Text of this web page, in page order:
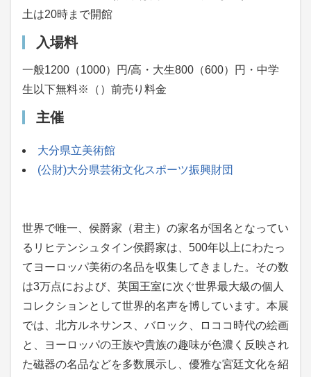
土は20時まで開館
入場料
一般1200（1000）円/高・大生800（600）円・中学
生以下無料※（）前売り料金
主催
大分県立美術館
(公財)大分県芸術文化スポーツ振興財団
世界で唯一、侯爵家（君主）の家名が国名となってい
るリヒテンシュタイン侯爵家は、500年以上にわたっ
てヨーロッパ美術の名品を収集してきました。その数
は3万点におよび、英国王室に次ぐ世界最大級の個人
コレクションとして世界的名声を博しています。本展
では、北方ルネサンス、バロック、ロココ時代の絵画
と、ヨーロッパの王族や貴族の趣味が色濃く反映され
た磁器の名品などを多数展示し、優雅な宮廷文化を紹